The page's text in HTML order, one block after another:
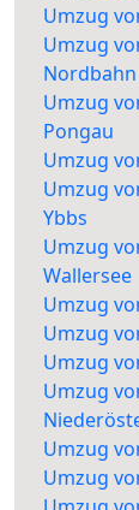
Umzug
Umzug
Nordbahn
Umzug
Pongau
Umzug
Umzug
Ybbs
Umzug
Wallersee
Umzug
Umzug
Umzug
Umzug
Umzug
Umzug